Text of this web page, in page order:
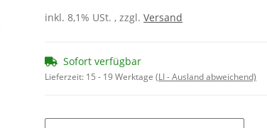
inkl. 8,1% USt. , zzgl. Versand
Sofort verfügbar
Lieferzeit: 15 - 19 Werktage (LI - Ausland abweichend)